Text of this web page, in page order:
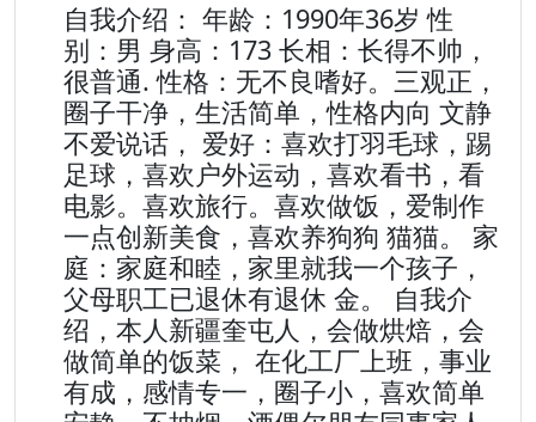
自我介绍： 年龄：1990年36岁 性
别：男 身高：173 长相：长得不帅，
很普通. 性格：无不良嗜好。三观正，
圈子干净，生活简单，性格内向 文静
不爱说话， 爱好：喜欢打羽毛球，踢
足球，喜欢户外运动，喜欢看书，看
电影。喜欢旅行。喜欢做饭，爱制作
一点创新美食，喜欢养狗狗 猫猫。 家
庭：家庭和睦，家里就我一个孩子，
父母职工已退休有退休 金。 自我介
绍，本人新疆奎屯人，会做烘焙，会
做简单的饭菜， 在化工厂上班，事业
有成，感情专一，圈子小，喜欢简单